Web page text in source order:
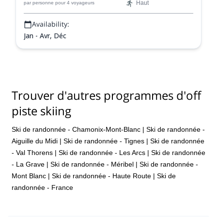
some points. The ski poles that we rented to traverse flat land,
sunk all the way down into the powder, and there was no
resistance to push yourself forward. On several occasions, our
guide had to attach a rope to my harness and pull me out of a
powder-jam. Paulo guided us safely down the mountain, taking
breaks to rest and for water and food. At the bottom, we grabbed
par personne pour 4 voyageurs
Haut
Availability:
Jan - Avr, Déc
Trouver d'autres programmes d'off
piste skiing
Ski de randonnée - Chamonix-Mont-Blanc | Ski de randonnée -
Aiguille du Midi | Ski de randonnée - Tignes | Ski de randonnée
- Val Thorens | Ski de randonnée - Les Arcs | Ski de randonnée
- La Grave | Ski de randonnée - Méribel | Ski de randonnée -
Mont Blanc | Ski de randonnée - Haute Route | Ski de
randonnée - France